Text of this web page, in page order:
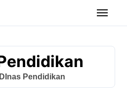
DInas Pendidikan